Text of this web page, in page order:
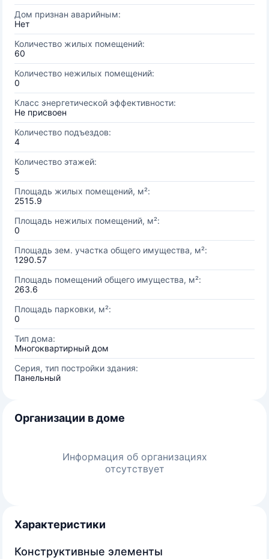
Дом признан аварийным:
Нет
Количество жилых помещений:
60
Количество нежилых помещений:
0
Класс энергетической эффективности:
Не присвоен
Количество подъездов:
4
Количество этажей:
5
Площадь жилых помещений, м²:
2515.9
Площадь нежилых помещений, м²:
0
Площадь зем. участка общего имущества, м²:
1290.57
Площадь помещений общего имущества, м²:
263.6
Площадь парковки, м²:
0
Тип дома:
Многоквартирный дом
Серия, тип постройки здания:
Панельный
Организации в доме
Информация об организациях
отсутствует
Характеристики
Конструктивные элементы